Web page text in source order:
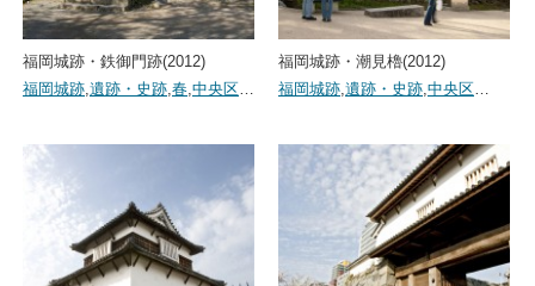
福岡城跡・鉄御門跡(2012)
福岡城跡,遺跡・史跡,春,中央区…
福岡城跡・潮見櫓(2012)
福岡城跡,遺跡・史跡,中央区…